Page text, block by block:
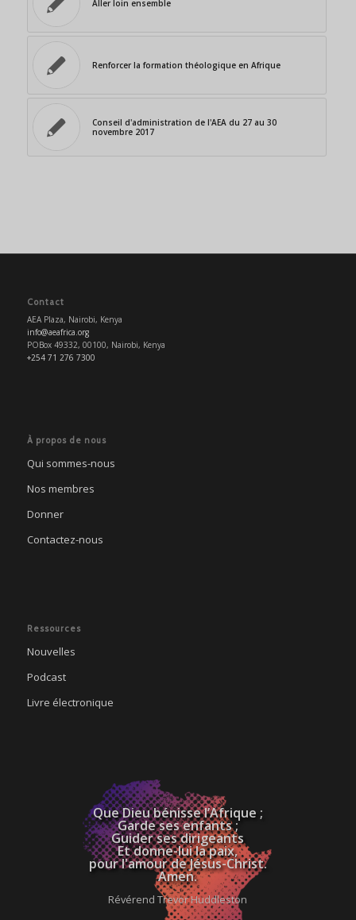
Aller loin ensemble
Renforcer la formation théologique en Afrique
Conseil d'administration de l'AEA du 27 au 30
novembre 2017
Contact
AEA Plaza, Nairobi, Kenya
info@aeafrica.org
POBox 49332, 00100, Nairobi, Kenya
+254 71 276 7300
À propos de nous
Qui sommes-nous
Nos membres
Donner
Contactez-nous
Ressources
Nouvelles
Podcast
Livre électronique
Que Dieu bénisse l’Afrique ;
Garde ses enfants ;
Guider ses dirigeants
Et donne-lui la paix,
pour l'amour de Jésus-Christ.
Amen.
Révérend Trevor Huddleston